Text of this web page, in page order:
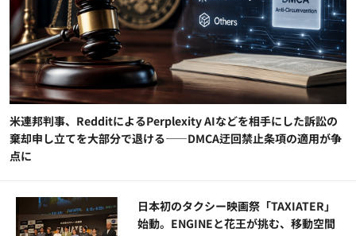
米連邦判事、RedditによるPerplexity AIなどを相手にした訴訟の
棄却申し立てを大部分で退ける——DMCA迂回禁止条項の適用が争
点に
日本初のタクシー映画祭「TAXIATER」
始動。ENGINEと花王が挑む、移動空間